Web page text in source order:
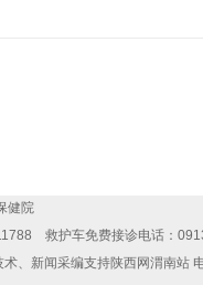
健院
救护车免费接诊电话：
、新闻采编支持陕西网渭南站